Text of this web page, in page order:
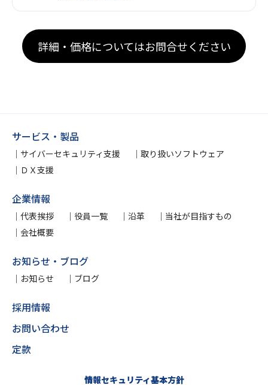
詳細・価格についてはお問合せください
サービス・製品
サイバーセキュリティ支援
取り扱いソフトウェア
ＤＸ支援
企業情報
代表挨拶 役員一覧 沿革
当社が目指すもの
会社概要
お知らせ・ブログ
お知らせ ブログ
採用情報
お問い合わせ
定款
情報セキュリティ基本方針